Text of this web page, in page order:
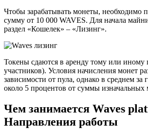
Чтобы зарабатывать монеты, необходимо
сумму от 10 000 WAVES. Для начала
раздел «Кошелек» – «Лизинг».
Токены сдаются в аренду тому или
участников). Условия начисления монет
зависимости от пула, однако в среднем
около 5 процентов от суммы изначальных
Чем занимается Waves
Направления работы